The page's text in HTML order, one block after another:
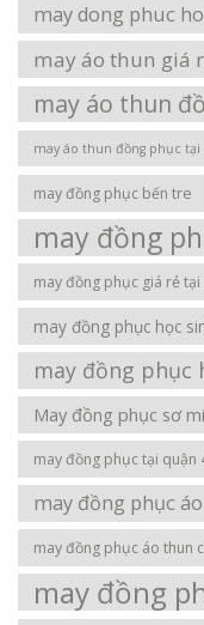
may dong phuc
may áo thun giá
may áo thun
may áo thun đồng phục tại
may đồng phục bến tre
may đồng
may đồng phục giá rẻ
may đồng phục học
may đồng phục
May đồng phục sơ mi
may đồng phục tại quận
may đồng phục
may đồng phục áo thun
may đồng